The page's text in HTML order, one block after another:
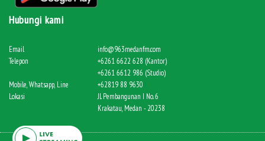
Hubungi kami
Email
info@963medanfm.com
Telepon
+6261 6622 628 (Kantor)
+6261 6612 986 (Studio)
Mobile, Whatsapp, Line
+62819 88 9630
Lokasi
Jl. Pembangunan I No. 6
Krakatau, Medan - 20238